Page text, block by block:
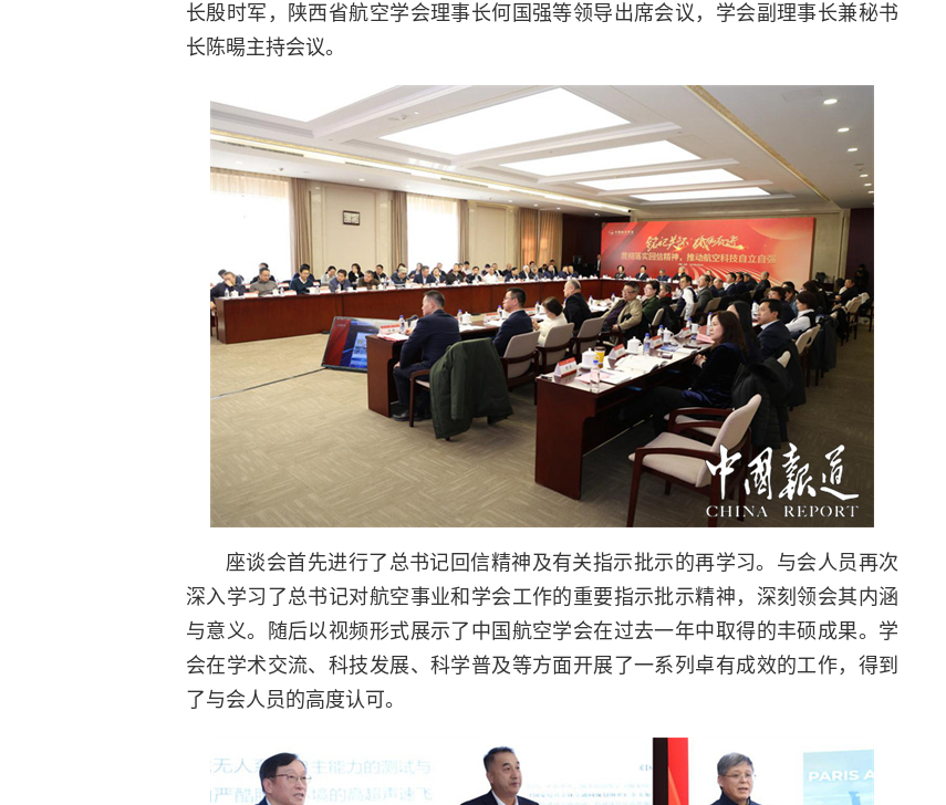
长殷时军，陕西省航空学会理事长何国强等领导出席会议，学会副理事长兼秘书
长陈暘主持会议。
座谈会首先进行了总书记回信精神及有关指示批示的再学习。与会人员再次
深入学习了总书记对航空事业和学会工作的重要指示批示精神，深刻领会其内涵
与意义。随后以视频形式展示了中国航空学会在过去一年中取得的丰硕成果。学
会在学术交流、科技发展、科学普及等方面开展了一系列卓有成效的工作，得到
了与会人员的高度认可。